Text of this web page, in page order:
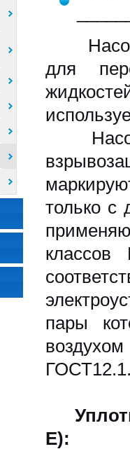
для
только с
пары
Е):